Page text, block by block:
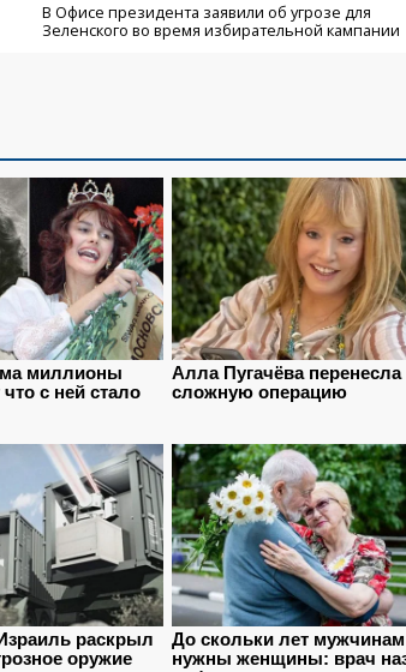
В Офисе президента заявили об угрозе для
Зеленского во время избирательной кампании